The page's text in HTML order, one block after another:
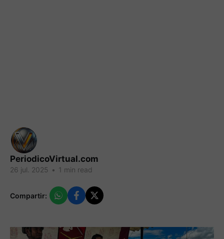
PeriodicoVirtual.com
26 jul. 2025 • 1 min read
Compartir: